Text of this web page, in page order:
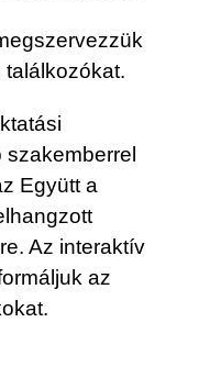
szakemberrel
Együtt a
Az interaktív
az